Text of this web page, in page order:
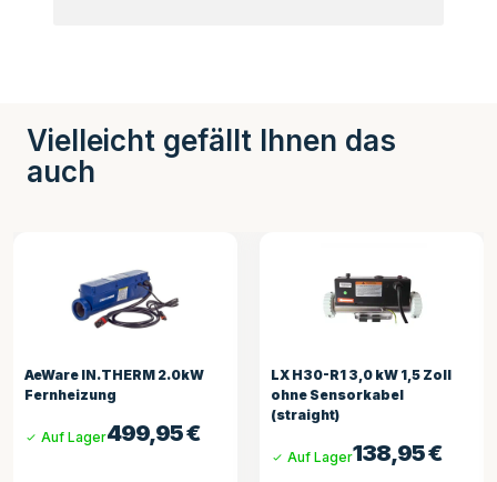
Vielleicht gefällt Ihnen das
auch
LX H30-R1 3,0 kW 1,5 Zoll
ohne Sensorkabel
138,95
Balboa Heizrohr 3 kW mit 2
Sensoren